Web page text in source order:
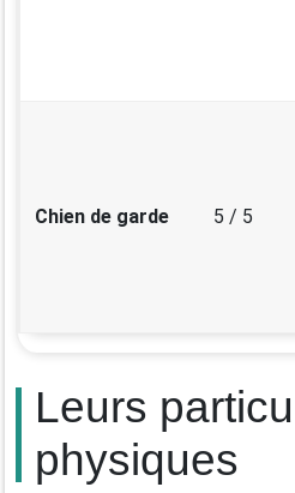
Chien de garde 5 / 5
Leurs
physiques